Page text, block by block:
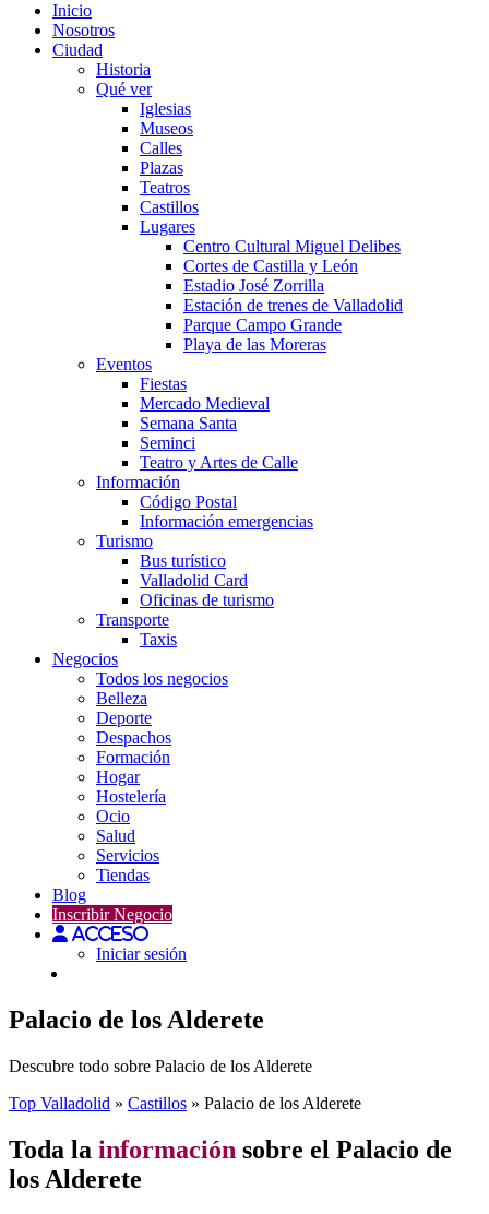
Inicio
Nosotros
Ciudad
Historia
Qué ver
Iglesias
Museos
Calles
Plazas
Teatros
Castillos
Lugares
Centro Cultural Miguel Delibes
Cortes de Castilla y León
Estadio José Zorrilla
Estación de trenes de Valladolid
Parque Campo Grande
Playa de las Moreras
Eventos
Fiestas
Mercado Medieval
Semana Santa
Seminci
Teatro y Artes de Calle
Información
Código Postal
Información emergencias
Turismo
Bus turístico
Valladolid Card
Oficinas de turismo
Transporte
Taxis
Negocios
Todos los negocios
Belleza
Deporte
Despachos
Formación
Hogar
Hostelería
Ocio
Salud
Servicios
Tiendas
Blog
Inscribir Negocio
Acceso
Iniciar sesión
Palacio de los Alderete
Descubre todo sobre Palacio de los Alderete
Top Valladolid » Castillos » Palacio de los Alderete
Toda la información sobre el Palacio de
los Alderete